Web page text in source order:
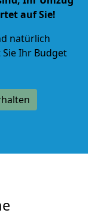
auf Sie!
natürlich
Sie Ihr Budget